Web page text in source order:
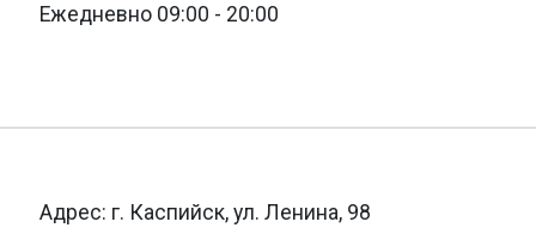
Ежедневно 09:00 - 20:00
Адрес: г. Каспийск, ул. Ленина, 98